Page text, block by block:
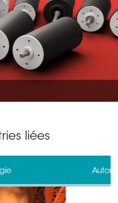
liées
industrielle